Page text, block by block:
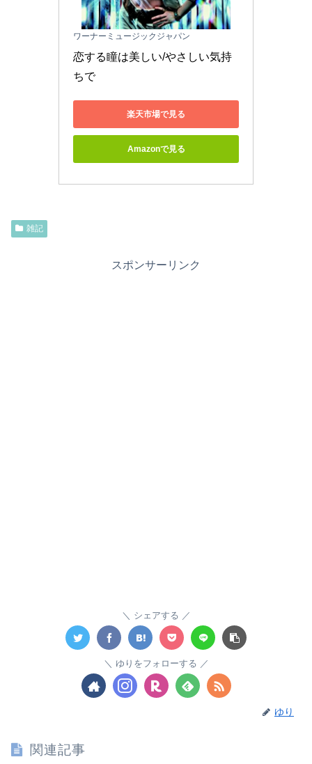
ワーナーミュージックジャパン
恋する瞳は美しい/やさしい気持
ちで
楽天市場で見る
Amazonで見る
雑記
スポンサーリンク
シェアする
ゆりをフォローする
ゆり
関連記事